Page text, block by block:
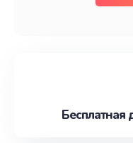
Бесплатная